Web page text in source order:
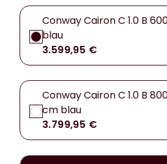
Conway Cairon C 1.0 B
blau
3.599,95 €
Conway Cairon C 1.0 B
cm blau
3.799,95 €